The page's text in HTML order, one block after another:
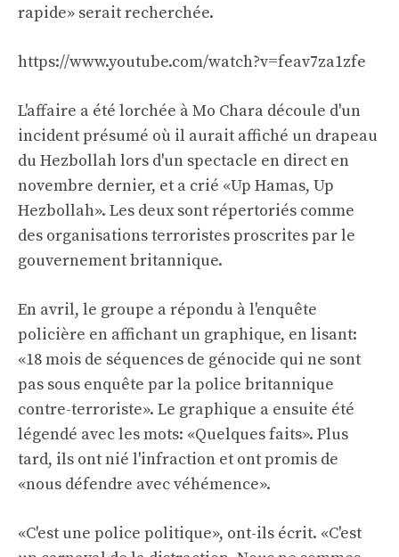
rapide» serait recherchée.
https://www.youtube.com/watch?v=feav7za1zfe
L'affaire a été lorchée à Mo Chara découle d'un
incident présumé où il aurait affiché un drapeau
du Hezbollah lors d'un spectacle en direct en
novembre dernier, et a crié «Up Hamas, Up
Hezbollah». Les deux sont répertoriés comme
des organisations terroristes proscrites par le
gouvernement britannique.
En avril, le groupe a répondu à l'enquête
policière en affichant un graphique, en lisant:
«18 mois de séquences de génocide qui ne sont
pas sous enquête par la police britannique
contre-terroriste». Le graphique a ensuite été
légendé avec les mots: «Quelques faits». Plus
tard, ils ont nié l'infraction et ont promis de
«nous défendre avec véhémence».
«C'est une police politique», ont-ils écrit. «C'est